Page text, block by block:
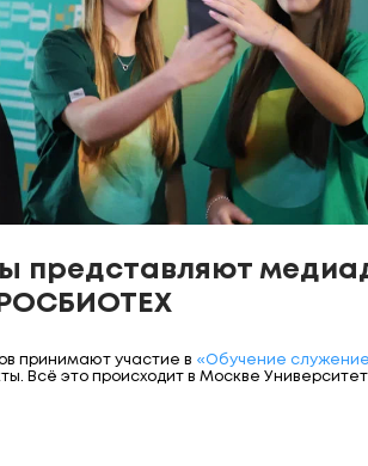
представляют
принимают участие в «Обучение
Всё это происходит в Москве